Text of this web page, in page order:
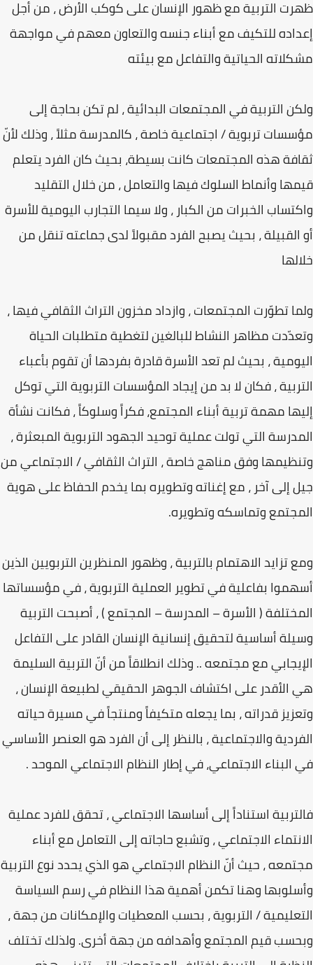
ظهرت التربية مع ظهور الإنسان على كوكب الأرض ، من أجل
إعداده للتكيف مع أبناء جنسه والتعاون معهم في مواجهة
مشكلاته الحياتية والتفاعل مع بيئته
ولكن التربية في المجتمعات البدائية ، لم تكن بحاجة إلى
مؤسسات تربوية / اجتماعية خاصة ، كالمدرسة مثلاً ، وذلك لأنّ
ثقافة هذه المجتمعات كانت بسيطة، بحيث كان الفرد يتعلم
قيمها وأنماط السلوك فيها والتعامل ، من خلال التقليد
واكتساب الخبرات من الكبار ، ولا سيما التجارب اليومية للأسرة
أو القبيلة ، بحيث يصبح الفرد مقبولاً لدى جماعته تنقل من
خلالها
ولما تطوّرت المجتمعات ، وازداد مخزون التراث الثقافي فيها ،
وتعدّدت مظاهر النشاط للبالغين لتغطية متطلبات الحياة
اليومية ، بحيث لم تعد الأسرة قادرة بفردها أن تقوم بأعباء
التربية ، فكان لا بد من إيجاد المؤسسات التربوية التي توكل
إليها مهمة تربية أبناء المجتمع، فكراً وسلوكاً ، فكانت نشأة
المدرسة التي تولت عملية توحيد الجهود التربوية المبعثرة ،
وتنظيمها وفق مناهج خاصة ، التراث الثقافي / الاجتماعي من
جيل إلى آخر ، مع إغناته وتطويره بما يخدم الحفاظ على هوية
المجتمع وتماسكه وتطويره.
ومع تزايد الاهتمام بالتربية ، وظهور المنظرين التربويين الذين
أسهموا بفاعلية في تطوير العملية التربوية ، في مؤسساتها
المختلفة ( الأسرة – المدرسة – المجتمع ) ، أصبحت التربية
وسيلة أساسية لتحقيق إنسانية الإنسان القادر على التفاعل
الإيجابي مع مجتمعه .. وذلك انطلاقاً من أنّ التربية السليمة
هي الأقدر على اكتشاف الجوهر الحقيقي لطبيعة الإنسان ،
وتعزيز قدراته ، بما يجعله متكيفاً ومنتجاً في مسيرة حياته
الفردية والاجتماعية ، بالنظر إلى أن الفرد هو العنصر الأساسي
في البناء الاجتماعي، في إطار النظام الاجتماعي الموحد .
فالتربية استناداً إلى أساسها الاجتماعي ، تحقق للفرد عملية
الانتماء الاجتماعي ، وتشبع حاجاته إلى التعامل مع أبناء
مجتمعه ، حيث أنّ النظام الاجتماعي هو الذي يحدد نوع التربية
وأسلوبها وهنا تكمن أهمية هذا النظام في رسم السياسة
التعليمية / التربوية ، بحسب المعطيات والإمكانات من جهة ،
وبحسب قيم المجتمع وأهدافه من جهة أخرى. ولذلك تختلف